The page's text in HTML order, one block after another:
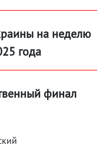
на неделю
года
финал